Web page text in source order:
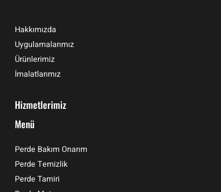
Hakkımızda
Uygulamalarımız
Ürünlerimiz
İmalatlarımız
Hizmetlerimiz
Menü
Perde Bakım Onarım
Perde Temizlik
Perde Tamiri